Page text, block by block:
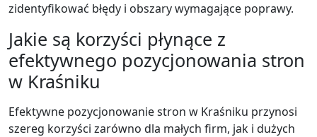
zidentyfikować błędy i obszary wymagające poprawy.
Jakie są korzyści płynące z
efektywnego pozycjonowania stron
w Kraśniku
Efektywne pozycjonowanie stron w Kraśniku przynosi
szereg korzyści zarówno dla małych firm, jak i dużych